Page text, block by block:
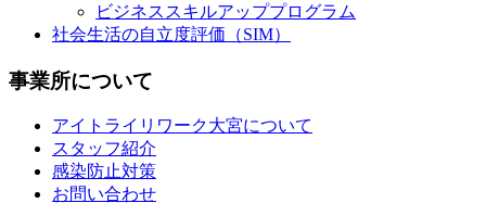
ビジネススキルアッププログラム
社会生活の自立度評価（SIM）
事業所について
アイトライリワーク大宮について
スタッフ紹介
感染防止対策
お問い合わせ